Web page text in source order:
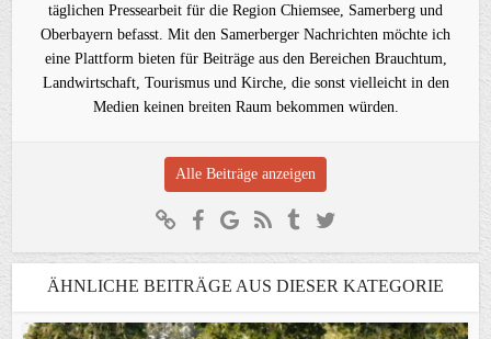
täglichen Pressearbeit für die Region Chiemsee, Samerberg und
Oberbayern befasst. Mit den Samerberger Nachrichten möchte ich
eine Plattform bieten für Beiträge aus den Bereichen Brauchtum,
Landwirtschaft, Tourismus und Kirche, die sonst vielleicht in den
Medien keinen breiten Raum bekommen würden.
Alle Beiträge anzeigen
ÄHNLICHE BEITRÄGE AUS DIESER KATEGORIE